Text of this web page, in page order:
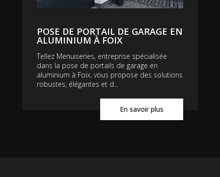
POSE DE PORTAIL DE GARAGE EN
ALUMINIUM À FOIX
Tellez Menuiseries, entreprise spécialisée
dans la pose de portails de garage en
aluminium à Foix, vous propose des solutions
robustes, élégantes et d...
En savoir plus